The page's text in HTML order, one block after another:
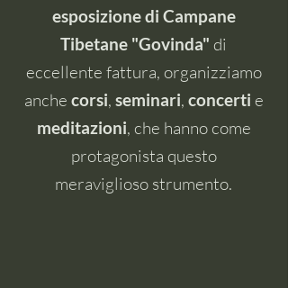
esposizione di Campane
Tibetane "Govinda" di
eccellente fattura, organizziamo
anche corsi, seminari, concerti e
meditazioni, che hanno come
protagonista questo
meraviglioso strumento.